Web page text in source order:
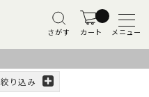
さがす カート メニュー
絞り込み